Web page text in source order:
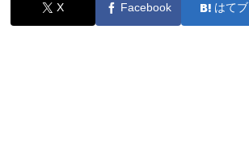
X Facebook はてブ